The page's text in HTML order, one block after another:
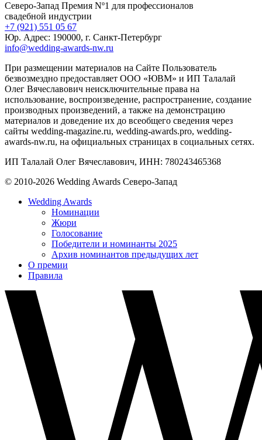
Северо-Запад Премия Nº1 для профессионалов
свадебной индустрии
+7 (921) 551 05 67
Юр. Адрес: 190000, г. Санкт-Петербург
info@wedding-awards-nw.ru
При размещении материалов на Сайте Пользователь
безвозмездно предоставляет ООО «ЮВМ» и ИП Талалай
Олег Вячеславович неисключительные права на
использование, воспроизведение, распространение, создание
производных произведений, а также на демонстрацию
материалов и доведение их до всеобщего сведения через
сайты wedding-magazine.ru, wedding-awards.pro, wedding-
awards-nw.ru, на официальных страницах в социальных сетях.
ИП Талалай Олег Вячеславович, ИНН: 780243465368
© 2010-2026 Wedding Awards Северо-Запад
Wedding Awards
Номинации
Жюри
Голосование
Победители и номинанты 2025
Архив номинантов предыдущих лет
О премии
Правила